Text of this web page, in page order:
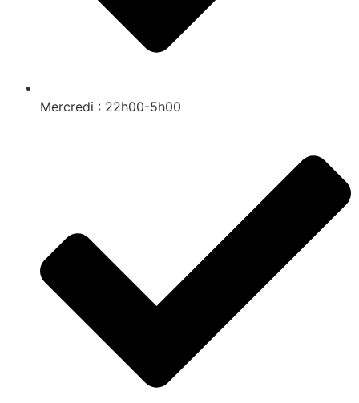
Mercredi : 22h00-5h00